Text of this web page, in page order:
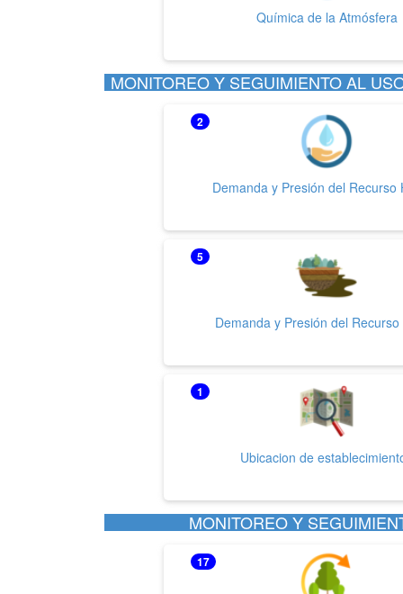
Química de la Atmósfera
MONITOREO Y SEGUIMIENTO AL
Demanda y Presión del Recurso
2
Demanda y Presión del Recurso
5
Ubicacion de
1
MONITOREO Y
17